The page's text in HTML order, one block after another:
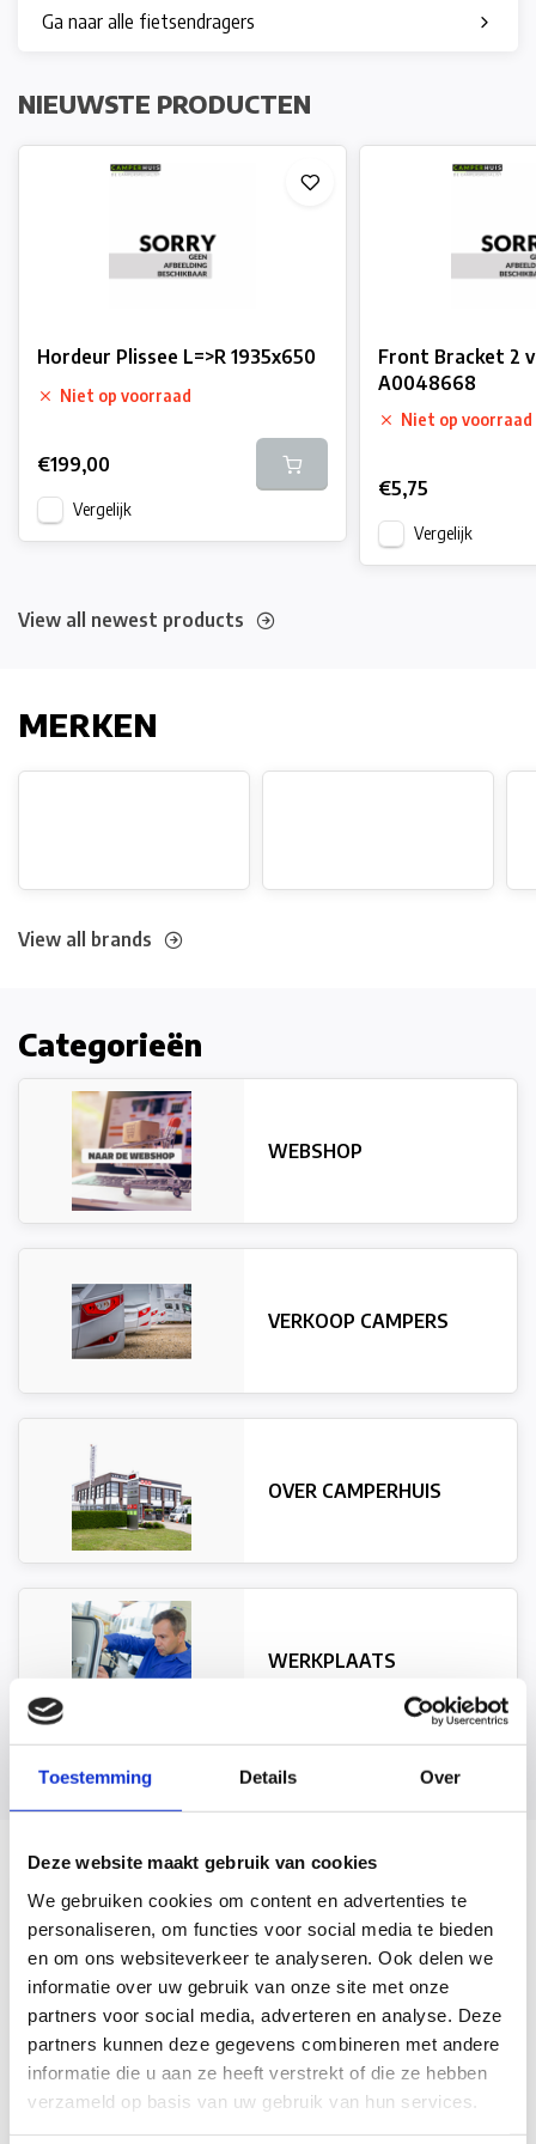
Toestemming Details Over
Deze website maakt gebruik van cookies
We gebruiken cookies om content en advertenties te
personaliseren, om functies voor social media te bieden
en om ons websiteverkeer te analyseren. Ook delen we
informatie over uw gebruik van onze site met onze
partners voor social media, adverteren en analyse. Deze
partners kunnen deze gegevens combineren met andere
informatie die u aan ze heeft verstrekt of die ze hebben
verzameld op basis van uw gebruik van hun services.
Ga naar alle fietsendragers
NIEUWSTE PRODUCTEN
Hordeur Plissee L=>R 1935x650
Niet op voorraad
€199,00
Vergelijk
Front Bracket 2
A0048668
Niet op voorraad
€5,75
Vergelijk
View all newest products
MERKEN
View all brands
Categorieën
WEBSHOP
VERKOOP CAMPERS
OVER CAMPERHUIS
WERKPLAATS
Bekijk alle categorieën